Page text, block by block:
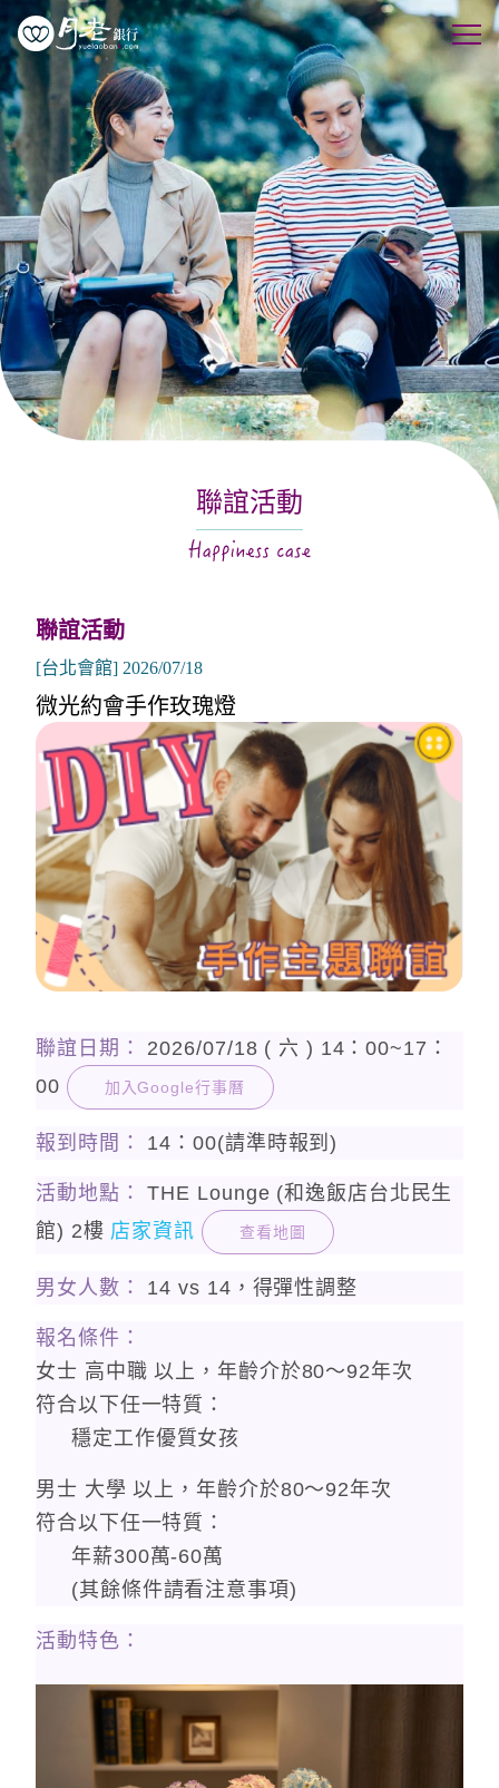
優質會員
行動交友
聯誼活動
幸福案例
最新動態
活動花絮
關於月老聯誼活動
聯誼活動
[台北會館] 2026/07/18
微光約會手作玫瑰燈
聯誼日期：
2026/07/18 ( 六 ) 14：00~17：
00
加入Google行事曆
報到時間： 14：00(請準時報到)
活動地點：
THE Lounge (和逸飯店台北民生
館) 2樓 店家資訊 查看地圖
男女人數： 14 vs 14，得彈性調整
報名條件：
女士 高中職 以上，年齡介於80〜92年次
符合以下任一特質：
穩定工作優質女孩
男士 大學 以上，年齡介於80〜92年次
符合以下任一特質：
年薪300萬-60萬
(其餘條件請看注意事項)
活動特色：